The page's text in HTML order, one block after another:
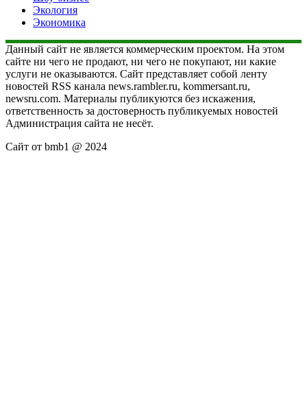
Экология
Экономика
Данный сайт не является коммерческим проектом. На этом
сайте ни чего не продают, ни чего не покупают, ни какие
услуги не оказываются. Сайт представляет собой ленту
новостей RSS канала news.rambler.ru, kommersant.ru,
newsru.com. Материалы публикуются без искажения,
ответственность за достоверность публикуемых новостей
Администрация сайта не несёт.
Сайт от bmb1 @ 2024